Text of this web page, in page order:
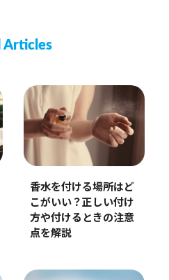
Articles
香水を付ける場所はど
こがいい？正しい付け
方や付けるときの注意
点を解説